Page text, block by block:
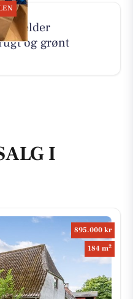
melder
og grønt
I
895.000 kr
184 m2